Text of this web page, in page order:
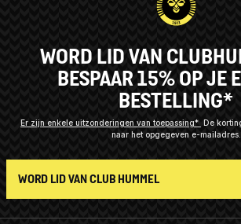
WORD LID VAN
BESPAAR 15% OP JE
BESTELLING*
Er zijn enkele uitzonderingen van toepassing*
De
naar het opgegeven e-mailadres.
WORD LID VAN CLUB HUMMEL